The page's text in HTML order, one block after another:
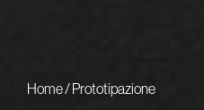
Home/Prototipazione